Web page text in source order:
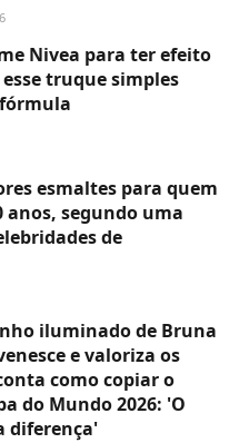
Nivea para ter efeito
truque simples
esmaltes para quem
anos, segundo uma
de
iluminado de Bruna
e valoriza os
como copiar o
do Mundo 2026: 'O
diferença'